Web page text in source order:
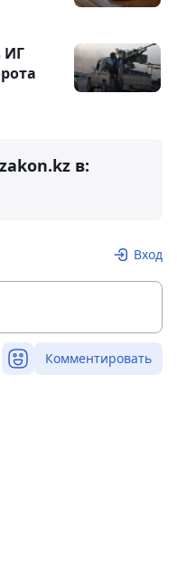
ИГ
в:
Вход
Комментировать